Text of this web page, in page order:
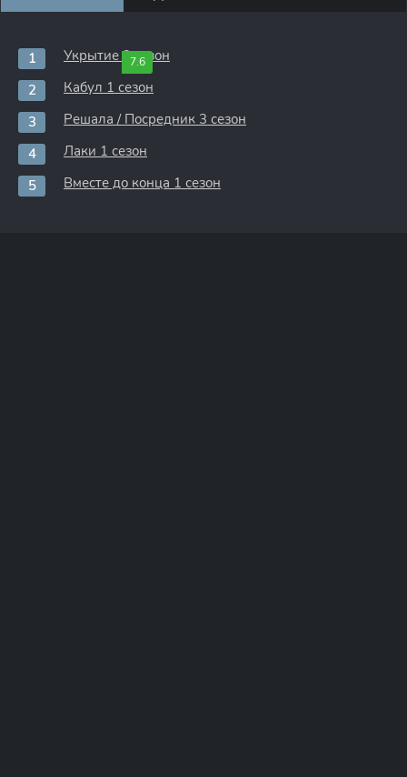
7.6
Укрытие 3 сезон
Кабул 1 сезон
Решала / Посредник 3 сезон
Лаки 1 сезон
Вместе до конца 1 сезон